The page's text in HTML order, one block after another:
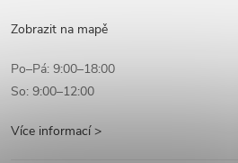
Zobrazit na mapě
Po–Pá: 9:00–18:00
So: 9:00–12:00
Více informací >